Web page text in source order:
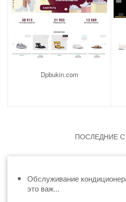
Dpbukin.com
ПОСЛЕДНИЕ
Обслуживание
это важ...